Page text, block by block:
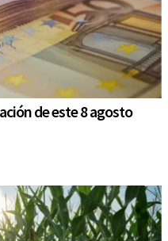
de este 8 agosto